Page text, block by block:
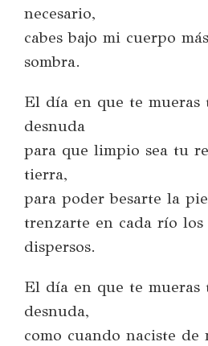
necesario,
cabes bajo mi cuerpo
sombra.
El día en que te mueras
desnuda
para que limpio sea tu
tierra,
para poder besarte la
trenzarte en cada río los
dispersos.
El día en que te mueras
desnuda,
como cuando naciste de